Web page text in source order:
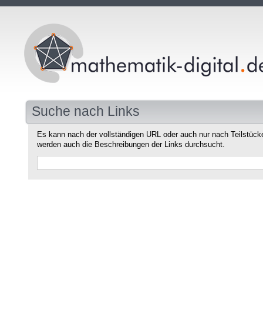
Suche nach Links
Es kann nach der vollständigen URL oder auch nur nach
werden auch die Beschreibungen der Links durchsucht.